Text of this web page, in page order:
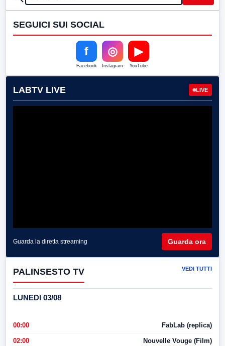
SEGUICI SUI SOCIAL
f
Facebook
◎
Instagram
▶
YouTube
LABTV LIVE LIVE
Guarda la diretta streaming Guarda ora
PALINSESTO TV VEDI TUTTI
LUNEDI 03/08
00:00 FabLab (replica)
02:00 Nouvelle Vouge (Film)